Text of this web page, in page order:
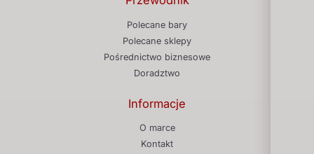
Polecane bary
Polecane sklepy
Pośrednictwo biznesowe
Doradztwo
Informacje
O marce
Kontakt